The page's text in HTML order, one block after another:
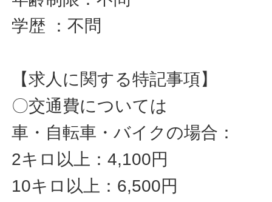
学歴 ：不問
【求人に関する特記事項】
〇交通費については
車・自転車・バイクの場合：
2キロ以上：4,100円
10キロ以上：6,500円